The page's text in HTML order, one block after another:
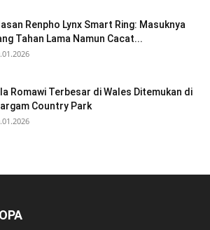
Renpho Lynx Smart Ring: Masuknya
Tahan Lama Namun Cacat...
Romawi Terbesar di Wales Ditemukan di
Country Park